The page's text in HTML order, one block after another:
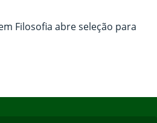
Filosofia abre seleção para